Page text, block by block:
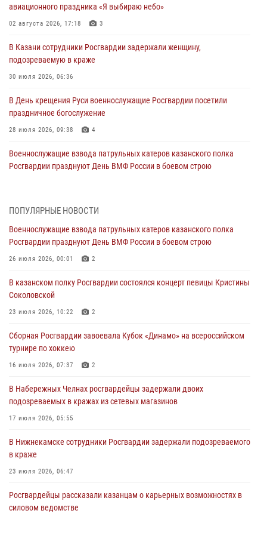
авиационного праздника «Я выбираю небо»
02 августа 2026, 17:18 3
В Казани сотрудники Росгвардии задержали женщину,
подозреваемую в краже
30 июля 2026, 06:36
В День крещения Руси военнослужащие Росгвардии посетили
праздничное богослужение
28 июля 2026, 09:38 4
Военнослужащие взвода патрульных катеров казанского полка
Росгвардии празднуют День ВМФ России в боевом строю
Татарстанские росгвардейцы завоевали «бронзу» в окружном этапе
24 июля 2026, 15:05 4
В казанском полку Росгвардии состоялся концерт певицы Кристины
23 июля 2026, 10:22
В Нижнекамске сотрудники Росгвардии задержали подозреваемого
23 июля 2026, 06:47
В Казани Росгвардия приняла участие в обеспечении безопасности
22 июля 2026, 07:41 6
ПОПУЛЯРНЫЕ НОВОСТИ
Военнослужащие взвода патрульных катеров казанского полка
Росгвардии празднуют День ВМФ России в боевом строю
26 июля 2026, 00:01 2
В казанском полку Росгвардии состоялся концерт певицы Кристины
Соколовской
23 июля 2026, 10:22 2
Сборная Росгвардии завоевала Кубок «Динамо» на всероссийском
турнире по хоккею
16 июля 2026, 07:37 2
В Набережных Челнах росгвардейцы задержали двоих
подозреваемых в кражах из сетевых магазинов
17 июля 2026, 05:55
В Нижнекамске сотрудники Росгвардии задержали подозреваемого
в краже
23 июля 2026, 06:47
Росгвардейцы рассказали казанцам о карьерных возможностях в
силовом ведомстве